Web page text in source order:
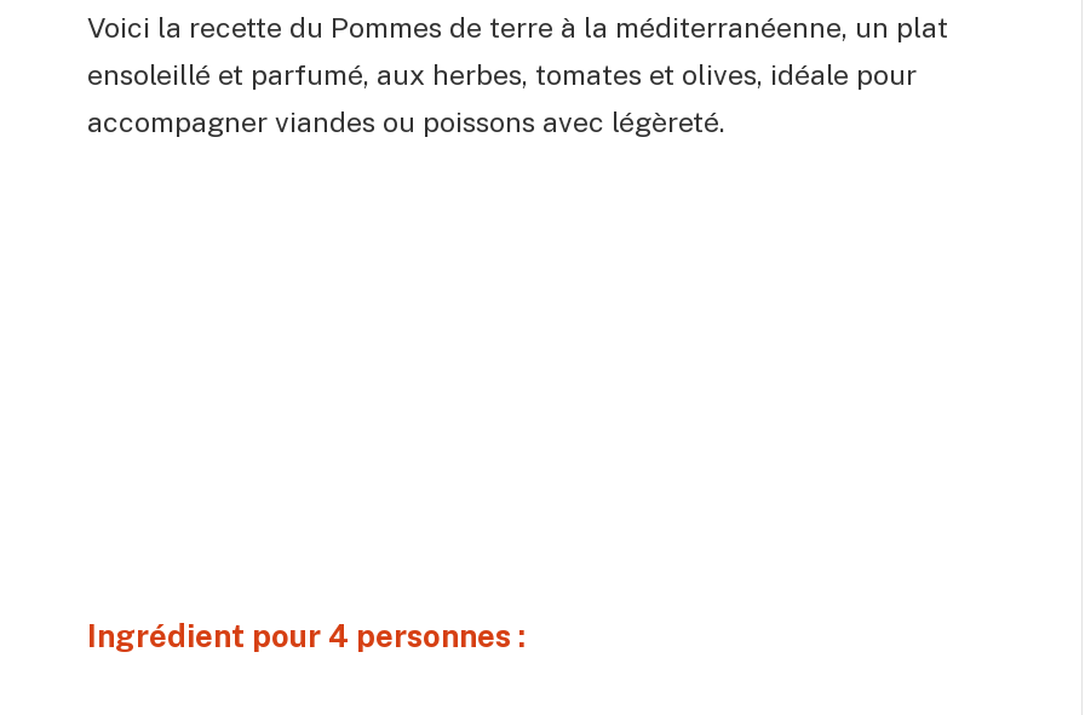
Voici la recette du Pommes de terre à la méditerranéenne, un plat
ensoleillé et parfumé, aux herbes, tomates et olives, idéale pour
accompagner viandes ou poissons avec légèreté.
Ingrédient pour 4 personnes :